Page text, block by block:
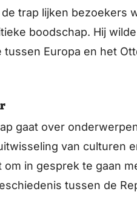
trap lijken bezoekers
boodschap. Hij
Europa en het
gaat over
van culturen
in gesprek te gaan
tussen de